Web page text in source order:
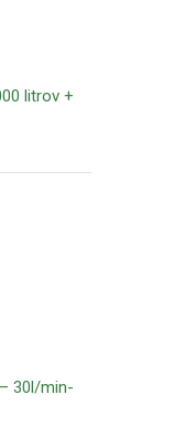
litrov +
30l/min-